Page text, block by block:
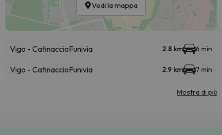
Vedi la mappa
Vigo - CatinaccioFunivia 2.8 km 6 min
Vigo - CatinaccioFunivia 2.9 km 7 min
Mostra di più